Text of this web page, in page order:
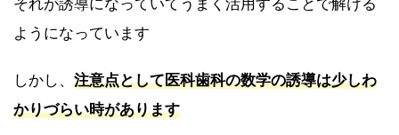
それが誘導になっていてうまく活用することで解ける
ようになっています
しかし、 注意点として医科歯科の数学の誘導は少しわ
かりづらい時があります